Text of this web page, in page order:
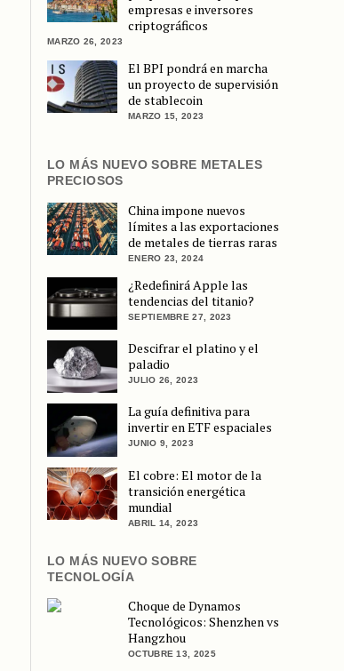
empresas e inversores
criptográficos
MARZO 26, 2023
El BPI pondrá en marcha
un proyecto de supervisión
de stablecoin
MARZO 15, 2023
LO MÁS NUEVO SOBRE METALES
PRECIOSOS
China impone nuevos
límites a las exportaciones
de metales de tierras raras
ENERO 23, 2024
¿Redefinirá Apple las
tendencias del titanio?
SEPTIEMBRE 27, 2023
Descifrar el platino y el
paladio
JULIO 26, 2023
La guía definitiva para
invertir en ETF espaciales
JUNIO 9, 2023
El cobre: El motor de la
transición energética
mundial
ABRIL 14, 2023
LO MÁS NUEVO SOBRE
TECNOLOGÍA
Choque de Dynamos
Tecnológicos: Shenzhen vs
Hangzhou
OCTUBRE 13, 2025